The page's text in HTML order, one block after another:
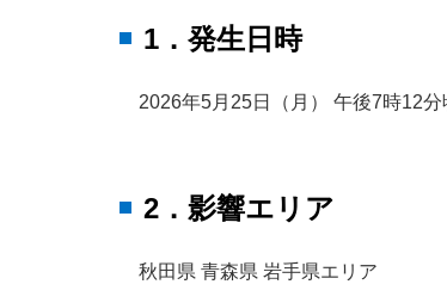
1．発生日時
2026年5月25日（月） 午後7時12分
2．影響エリア
秋田県 青森県 岩手県エリア